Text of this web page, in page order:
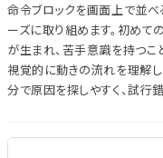
命令ブロックを画面上で並
ーズに取り組めます。初めて
が生まれ、苦手意識を持つこ
視覚的に動きの流れを理解し
分で原因を探しやすく、試行